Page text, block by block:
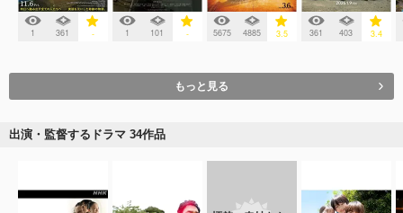
1 361 - 1 101 - 5675 4885 3.5 361 403 3.4
もっと見る
出演・監督するドラマ 34作品